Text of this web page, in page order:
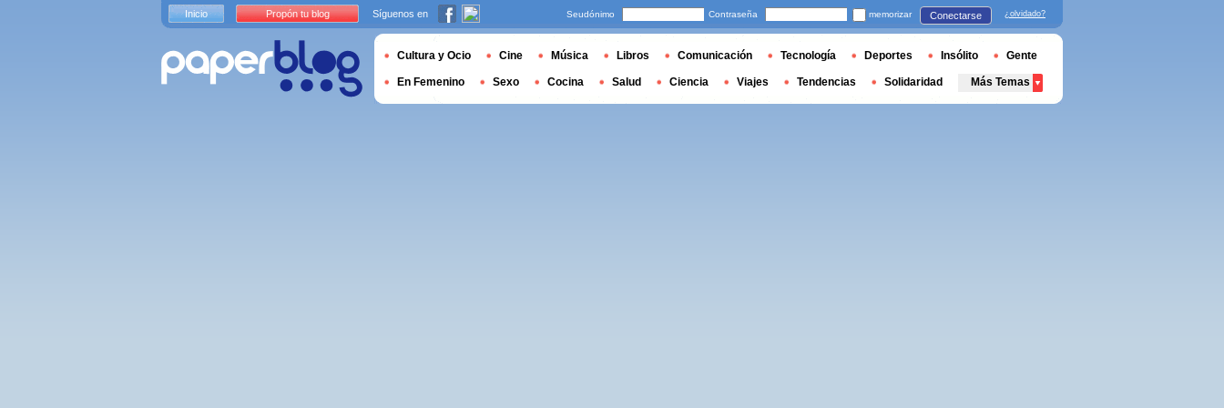
Inicio Propón tu blog Síguenos en Seudónimo Contraseña memorizar Conectarse ¿olvidado?
Cultura y Ocio Cine Música Libros Comunicación Tecnología Deportes Insólito Gente
En Femenino Sexo Cocina Salud Ciencia Viajes Tendencias Solidaridad Más Temas